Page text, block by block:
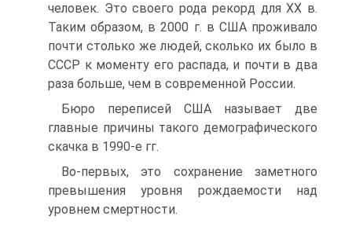
человек. Это своего рода рекорд для XX в.
Таким образом, в 2000 г. в США проживало
почти столько же людей, сколько их было в
СССР к моменту его распада, и почти в два
раза больше, чем в современной России.
Бюро переписей США называет две
главные причины такого демографического
скачка в 1990-е гг.
Во-первых, это сохранение заметного
превышения уровня рождаемости над
уровнем смертности.